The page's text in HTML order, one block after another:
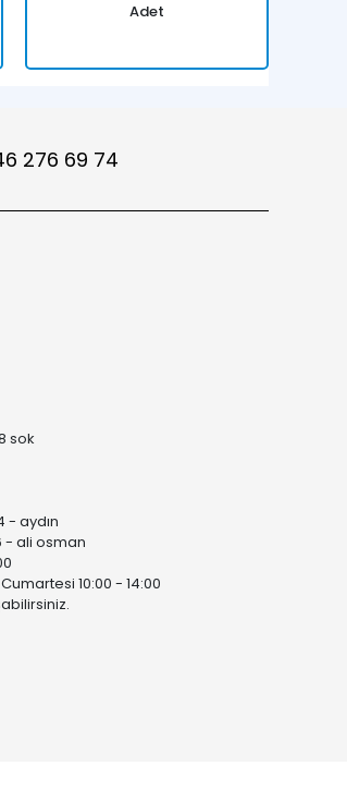
Adet
276 69 74
sok
- aydın
- ali osman
10:00 - 14:00